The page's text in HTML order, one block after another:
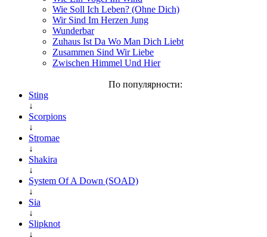
Wie Soll Ich Leben? (Ohne Dich)
Wir Sind Im Herzen Jung
Wunderbar
Zuhaus Ist Da Wo Man Dich Liebt
Zusammen Sind Wir Liebe
Zwischen Himmel Und Hier
По популярности:
Sting
↓
Scorpions
↓
Stromae
↓
Shakira
↓
System Of A Down (SOAD)
↓
Sia
↓
Slipknot
↓